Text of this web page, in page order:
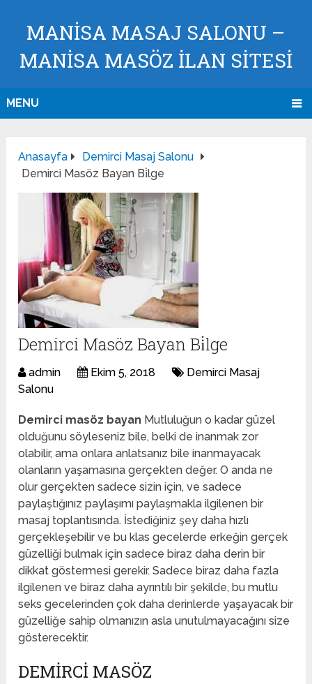
MANISA MASAJ SALONU –
MANISA MASÖZ İLAN SİTESİ
MENU
Anasayfa
Demirci Masaj Salonu
Demirci Masöz Bayan Bi̇lge
Demirci Masöz Bayan Bi̇lge
admin Ekim 5, 2018
Demirci Masaj
Salonu
Demirci masöz bayan Mutluluğun o kadar güzel
olduğunu söyleseniz bile, belki de inanmak zor
olabilir, ama onlara anlatsanız bile inanmayacak
olanların yaşamasına gerçekten değer. O anda ne
olur gerçekten sadece sizin için, ve sadece
paylaştığınız paylaşımı paylaşmakla ilgilenen bir
masaj toplantısında. İstediğiniz şey daha hızlı
gerçekleşebilir ve bu klas gecelerde erkeğin gerçek
güzelliği bulmak için sadece biraz daha derin bir
dikkat göstermesi gerekir. Sadece biraz daha fazla
ilgilenen ve biraz daha ayrıntılı bir şekilde, bu mutlu
seks gecelerinden çok daha derinlerde yaşayacak bir
güzelliğe sahip olmanızın asla unutulmayacağını size
gösterecektir.
DEMIRCI MASÖZ